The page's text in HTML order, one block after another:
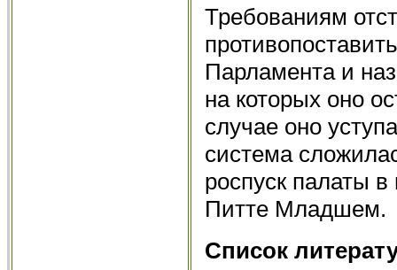
Требованиям
Парламента и
на которых оно
случае оно
система
роспуск палаты
Питте Младшем.
Список